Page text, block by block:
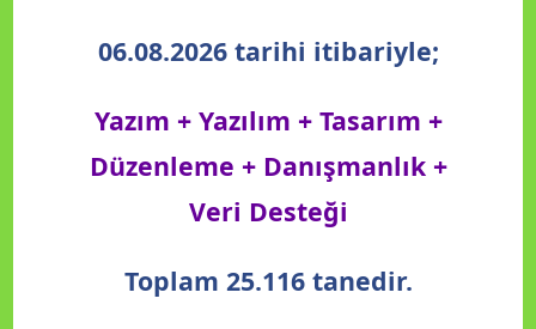
06.08.2026 tarihi itibariyle;
Yazım + Yazılım + Tasarım +
Düzenleme + Danışmanlık +
Veri Desteği
Toplam 25.116 tanedir.